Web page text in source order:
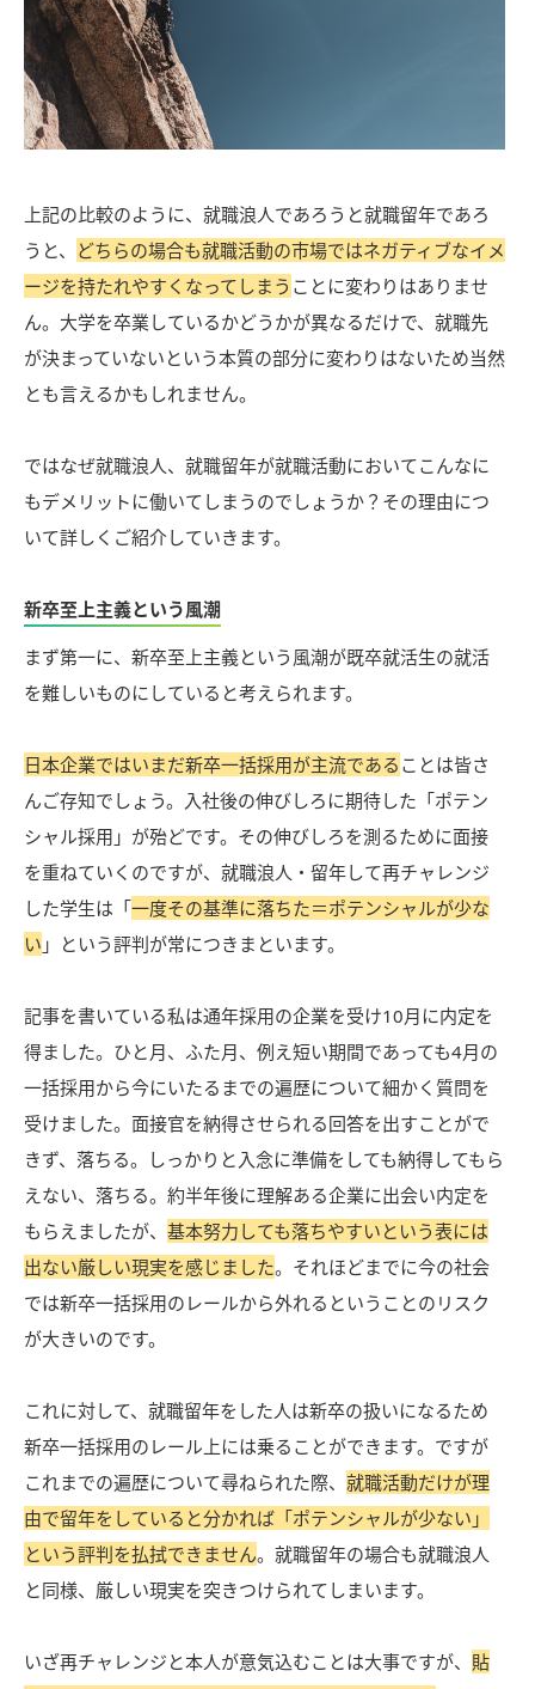
上記の比較のように、就職浪人であろうと就職留年であろ
うと、 どちらの場合も就職活動の市場ではネガティブなイメ
ージを持たれやすくなってしまう ことに変わりはありませ
ん。大学を卒業しているかどうかが異なるだけで、就職先
が決まっていないという本質の部分に変わりはないため当然
とも言えるかもしれません。
ではなぜ就職浪人、就職留年が就職活動においてこんなに
もデメリットに働いてしまうのでしょうか？その理由につ
いて詳しくご紹介していきます。
新卒至上主義という風潮
まず第一に、新卒至上主義という風潮が既卒就活生の就活
を難しいものにしていると考えられます。
日本企業ではいまだ新卒一括採用が主流である ことは皆さ
んご存知でしょう。入社後の伸びしろに期待した「ポテン
シャル採用」が殆どです。その伸びしろを測るために面接
を重ねていくのですが、就職浪人・留年して再チャレンジ
した学生は「一度その基準に落ちた＝ポテンシャルが少な
い 」という評判が常につきまといます。
記事を書いている私は通年採用の企業を受け10月に内定を
得ました。ひと月、ふた月、例え短い期間であっても4月の
一括採用から今にいたるまでの遍歴について細かく質問を
受けました。面接官を納得させられる回答を出すことがで
きず、落ちる。しっかりと入念に準備をしても納得してもら
えない、落ちる。約半年後に理解ある企業に出会い内定を
もらえましたが、 基本努力しても落ちやすいという表には
出ない厳しい現実を感じました。それほどまでに今の社会
では新卒一括採用のレールから外れるということのリスク
が大きいのです。
これに対して、就職留年をした人は新卒の扱いになるため
新卒一括採用のレール上には乗ることができます。ですが
これまでの遍歴について尋ねられた際、 就職活動だけが理
由で留年をしていると分かれば「ポテンシャルが少ない」
という評判を払拭できません。就職留年の場合も就職浪人
と同様、厳しい現実を突きつけられてしまいます。
いざ再チャレンジと本人が意気込むことは大事ですが、 貼